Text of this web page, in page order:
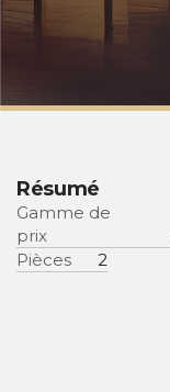
Résumé
Gamme de
prix
Pièces
2